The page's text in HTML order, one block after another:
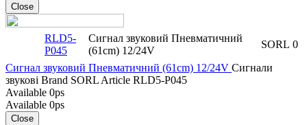
Close
RLD5-
P045
Сигнал звуковий Пневматичний
(61cm) 12/24V
SORL 0
Сигнал звуковий Пневматичний (61cm) 12/24V Сигнали
звукові Brand SORL Article RLD5-P045
Available 0ps
Available 0ps
Close